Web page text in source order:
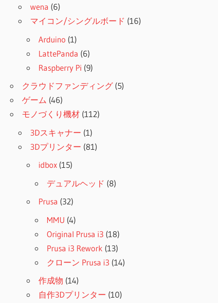
wena (6)
マイコン/シングルボード (16)
Arduino (1)
LattePanda (6)
Raspberry Pi (9)
クラウドファンディング(5)
ゲーム (46)
モノづくり機材 (112)
3Dスキャナー (1)
3Dプリンター (81)
idbox (15)
デュアルヘッド (8)
Prusa (32)
MMU (4)
Original Prusa i3 (18)
Prusa i3 Rework (13)
クローン Prusa i3 (14)
作成物 (14)
自作3Dプリンター (10)